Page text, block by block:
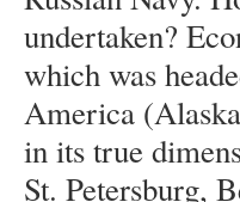
undertaken?
which was
America
in its true
St. Petersburg,